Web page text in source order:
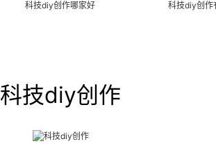
科技diy创作哪家好 科技diy创作
科技diy创作